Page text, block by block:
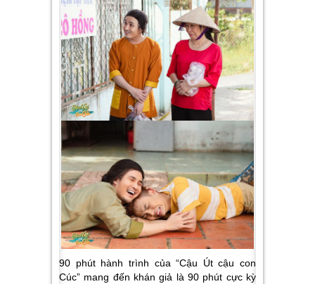
90 phút hành trình của “Cậu Út cậu con
Cúc” mang đến khán giả là 90 phút cực kỳ